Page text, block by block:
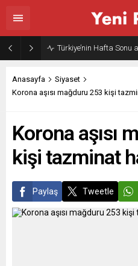
Türkiye’nin Hafta Sonu
Anasayfa
Siyaset
Korona aşısı mağduru 253 kişi
Korona aşısı
kişi tazminat
Paylaş Tweetle